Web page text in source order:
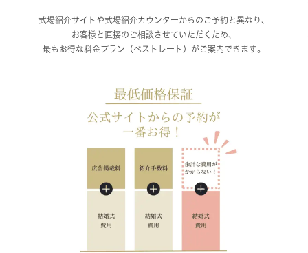
式場紹介サイトや式場紹介カウンターからのご予約と異なり、
お客様と直接のご相談させていただくため、
最もお得な料金プラン（ベストレート）がご案内できます。